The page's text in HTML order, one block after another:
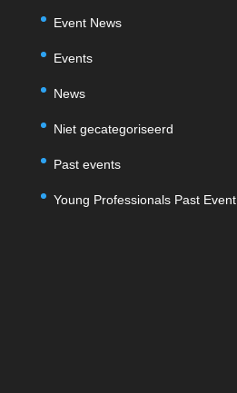
Event News
Events
News
Niet gecategoriseerd
Past events
Young Professionals Past Event